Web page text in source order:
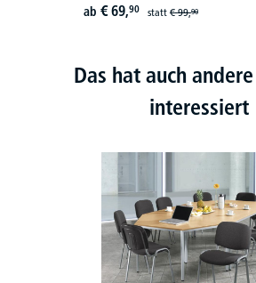
ab € 69,90 statt€ 99,90
Das hat auch
interessiert